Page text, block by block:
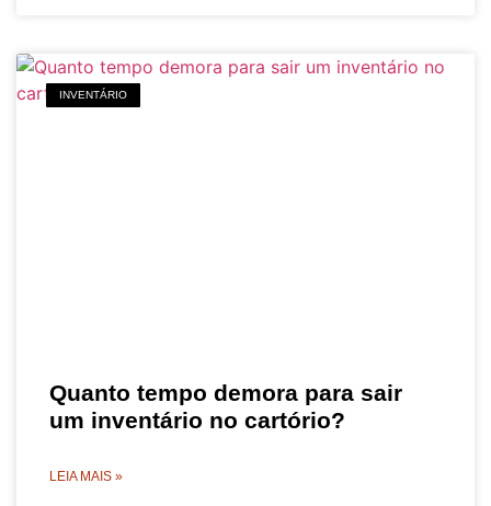
INVENTÁRIO
Quanto tempo demora para sair
um inventário no cartório?
LEIA MAIS »